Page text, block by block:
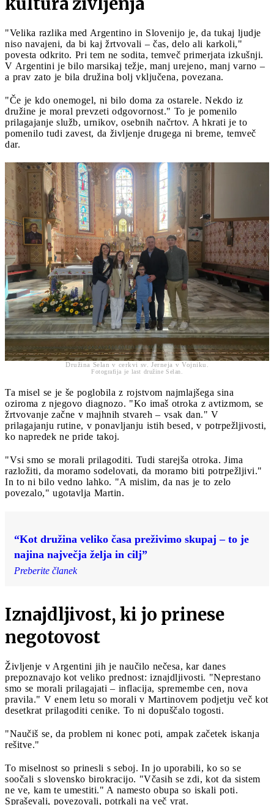
"Velika razlika med Argentino in Slovenijo je, da tukaj ljudje
niso navajeni, da bi kaj žrtvovali – čas, delo ali karkoli,"
povesta odkrito. Pri tem ne sodita, temveč primerjata izkušnji.
V Argentini je bilo marsikaj težje, manj urejeno, manj varno –
a prav zato je bila družina bolj vključena, povezana.
"Če je kdo onemogel, ni bilo doma za ostarele. Nekdo iz
družine je moral prevzeti odgovornost." To je pomenilo
prilagajanje služb, urnikov, osebnih načrtov. A hkrati je to
pomenilo tudi zavest, da življenje drugega ni breme, temveč
dar.
Družina Selan v cerkvi sv. Jerneja v Vojniku.
Fotografija je last družine Selan.
Ta misel se je še poglobila z rojstvom najmlajšega sina
oziroma z njegovo diagnozo. "Ko imaš otroka z avtizmom, se
žrtvovanje začne v majhnih stvareh – vsak dan." V
prilagajanju rutine, v ponavljanju istih besed, v potrpežljivosti,
ko napredek ne pride takoj.
"Vsi smo se morali prilagoditi. Tudi starejša otroka. Jima
razložiti, da moramo sodelovati, da moramo biti potrpežljivi."
In to ni bilo vedno lahko. "A mislim, da nas je to zelo
povezalo," ugotavlja Martin.
“Kot družina veliko časa preživimo skupaj – to je
najina največja želja in cilj”
Preberite članek
Iznajdljivost, ki jo prinese
negotovost
Življenje v Argentini jih je naučilo nečesa, kar danes
prepoznavajo kot veliko prednost: iznajdljivosti. "Neprestano
smo se morali prilagajati – inflacija, spremembe cen, nova
pravila." V enem letu so morali v Martinovem podjetju več kot
desetkrat prilagoditi cenike. To ni dopuščalo togosti.
"Naučiš se, da problem ni konec poti, ampak začetek iskanja
rešitve."
To miselnost so prinesli s seboj. In jo uporabili, ko so se
soočali s slovensko birokracijo. "Včasih se zdi, kot da sistem
ne ve, kam te umestiti." A namesto obupa so iskali poti.
Spraševali, povezovali, potrkali na več vrat.